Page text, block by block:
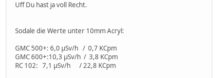
Uff Du hast ja voll Recht.
Sodale die Werte unter 10mm Acryl:
GMC 500+: 6,0 µSv/h / 0,7 KCpm
GMC 600+:10,3 µSv/h / 3,8 KCpm
RC 102: 7,1 µSv/h / 22,8 KCpm